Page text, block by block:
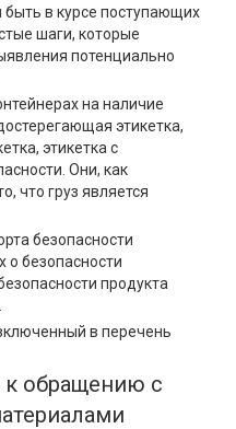
в курсе поступающих
шаги, которые
потенциально
на наличие
этикетка,
этикетка с
Они, как
что груз является
безопасности
о безопасности
продукта
в перечень
к обращению с